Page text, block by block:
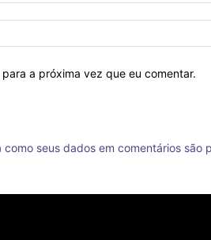
a próxima vez que eu comentar.
como seus dados em comentários são